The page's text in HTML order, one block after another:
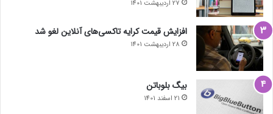
27 اردیبهشت 1401
افزایش قیمت کرایه تاکسی‌های آنلاین لغو شد
28 اردیبهشت 1401
بیگ بلوباتن
21 اسفند 1401